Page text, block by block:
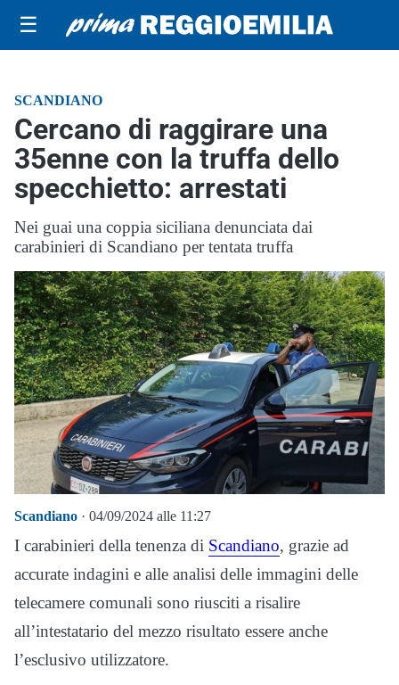
☰
SCANDIANO
Cercano di raggirare una
35enne con la truffa dello
specchietto: arrestati
Nei guai una coppia siciliana denunciata dai
carabinieri di Scandiano per tentata truffa
Scandiano · 04/09/2024 alle 11:27
I carabinieri della tenenza di Scandiano, grazie ad
accurate indagini e alle analisi delle immagini delle
telecamere comunali sono riusciti a risalire
all’intestatario del mezzo risultato essere anche
l’esclusivo utilizzatore.